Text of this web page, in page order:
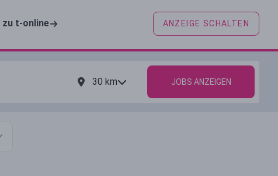
zu t-online ANZEIGE SCHALTEN
30 km JOBS ANZEIGEN